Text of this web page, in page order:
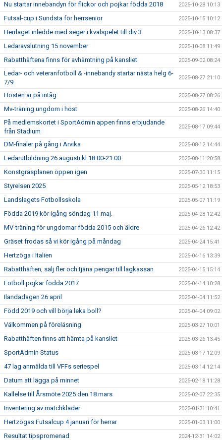
Nu startar innebandyn för flickor och pojkar födda 2018 2025-10-28 10:13
Futsal-cup i Sundsta för herrsenior 2025-10-15 10:12
Herrlaget inledde med seger i kvalspelet till div 3 2025-10-13 08:37
Ledaravslutning 15 november 2025-10-08 11:49
Rabatthäftena finns för avhämtning på kansliet 2025-09-02 08:24
Ledar- och veteranfotboll & -innebandy startar nästa helg 6-
7/9
2025-08-27 21:10
Hösten är på intåg 2025-08-27 08:26
Mv-träning ungdom i höst 2025-08-26 14:40
På medlemskortet i SportAdmin appen finns erbjudande
från Stadium
2025-08-17 09:44
DM-finaler på gång i Arvika 2025-08-12 14:44
Ledarutbildning 26 augusti kl.18:00-21:00 2025-08-11 20:58
Konstgräsplanen öppen igen 2025-07-30 11:15
Styrelsen 2025 2025-05-12 18:53
Landslagets Fotbollsskola 2025-05-07 11:19
Födda 2019 kör igång söndag 11 maj. 2025-04-28 12:42
MV-träning för ungdomar födda 2015 och äldre 2025-04-26 12:42
Gräset frodas så vi kör igång på måndag 2025-04-24 15:41
Hertzöga i Italien 2025-04-16 13:39
Rabatthäften, sälj fler och tjäna pengar till lagkassan 2025-04-15 15:14
Fotboll pojkar födda 2017 2025-04-14 10:28
Ilandadagen 26 april 2025-04-04 11:52
Född 2019 och vill börja leka boll? 2025-04-04 09:02
Välkommen på föreläsning 2025-03-27 10:01
Rabatthäften finns att hämta på kansliet 2025-03-26 13:45
SportAdmin Status 2025-03-17 12:09
47 lag anmälda till VFFs seriespel 2025-03-14 12:14
Datum att lägga på minnet 2025-02-18 11:28
Kallelse till Årsmöte 2025 den 18 mars 2025-02-07 22:35
Inventering av matchkläder 2025-01-31 10:41
Hertzögas Futsalcup 4 januari för herrar 2025-01-03 11:00
Resultat tipspromenad 2024-12-31 14:02